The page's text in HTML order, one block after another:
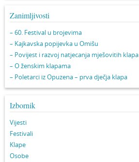
Zanimljivosti
– 60. Festival u brojevima
– Kajkavska popijevka u Omišu
– Povijest i razvoj natjecanja mješovitih klapa
– O ženskim klapama
– Poletarci iz Opuzena – prva dječja klapa
Izbornik
Vijesti
Festivali
Klape
Osobe